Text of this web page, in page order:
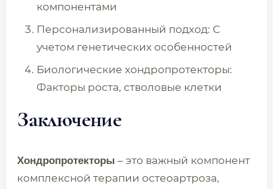
компонентами
Персонализированный подход: С
учетом генетических особенностей
Биологические хондропротекторы:
Факторы роста, стволовые клетки
Заключение
Хондропротекторы – это важный компонент
комплексной терапии остеоартроза,